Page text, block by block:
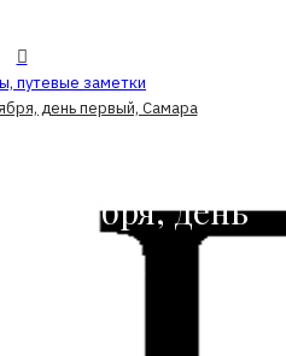
путевые заметки
день первый, Самара
сентября, день
Самара